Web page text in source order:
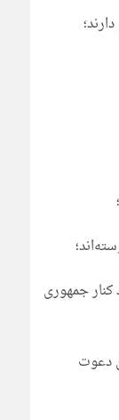
کنار جمهوری
دعوت